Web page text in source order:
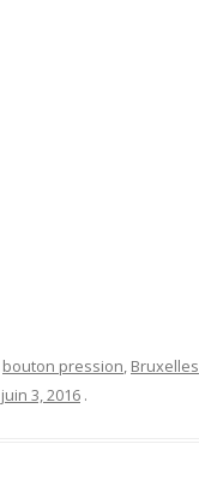
bouton pression, Bruxelles
juin 3, 2016 .